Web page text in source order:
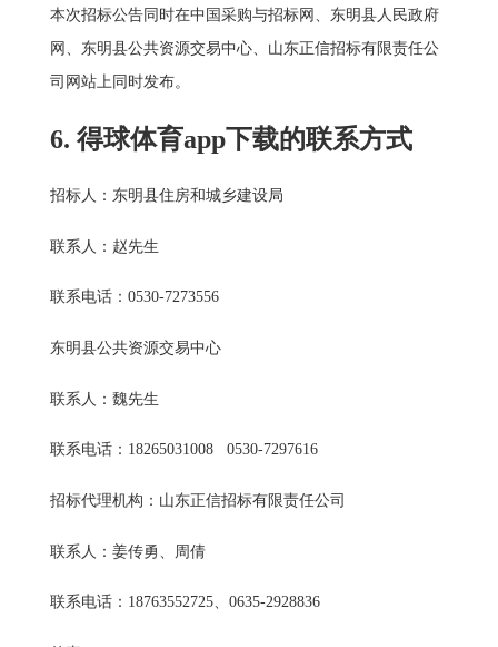
本次招标公告同时在中国采购与招标网、东明县人民政府
网、东明县公共资源交易中心、山东正信招标有限责任公
司网站上同时发布。
6. 得球体育app下载的联系方式
招标人：东明县住房和城乡建设局
联系人：赵先生
联系电话：0530-7273556
东明县公共资源交易中心
联系人：魏先生
联系电话：18265031008 0530-7297616
招标代理机构：山东正信招标有限责任公司
联系人：姜传勇、周倩
联系电话：18763552725、0635-2928836